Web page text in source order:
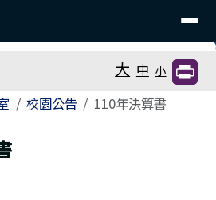
大 中 小
校園公告 110年決算書